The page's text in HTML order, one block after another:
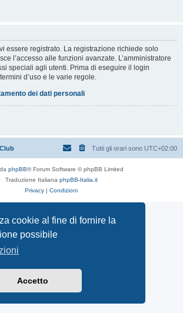
cookie al fine di fornire la
possibile
Accetto
essere registrato. La registrazione richiede solo
l’accesso alle funzioni avanzate. L’amministratore
speciali agli utenti. Prima di eseguire il login
d’uso e le varie regole.
dei dati personali
Tutti gli orari sono UTC+02:00
phpBB® Forum Software © phpBB Limited
Traduzione Italiana phpBB-Italia.it
Privacy | Condizioni